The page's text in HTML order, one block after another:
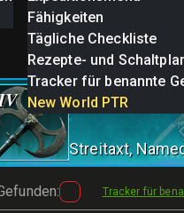
Fähigkeiten
Tägliche Checkliste
Rezepte- und
Tracker für benannte
New World PTR
Streitaxt,
: Tracker für